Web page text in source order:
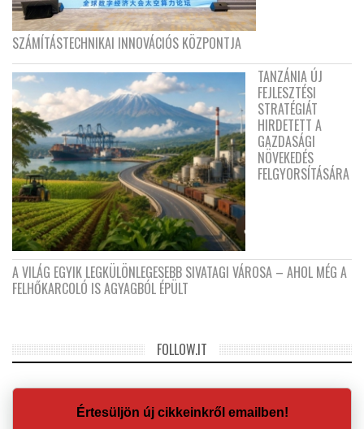
SZÁMÍTÁSTECHNIKAI INNOVÁCIÓS KÖZPONTJA
TANZÁNIA ÚJ
FEJLESZTÉSI
STRATÉGIÁT
HIRDETETT A
GAZDASÁGI
NÖVEKEDÉS
FELGYORSÍTÁSÁRA
A VILÁG EGYIK LEGKÜLÖNLEGESEBB SIVATAGI VÁROSA – AHOL MÉG A
FELHŐKARCOLÓ IS AGYAGBÓL ÉPÜLT
FOLLOW.IT
Értesüljön új cikkeinkről emailben!